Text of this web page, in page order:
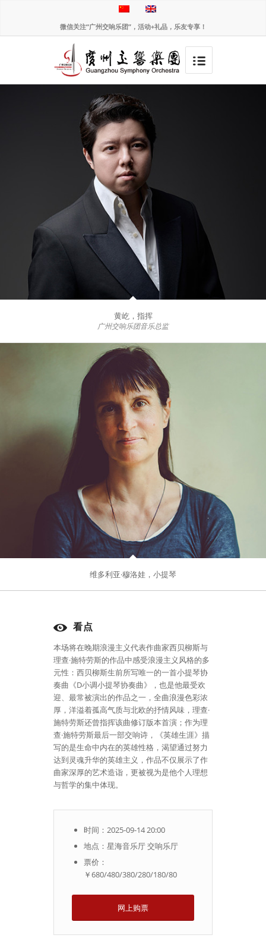
微信关注“广州交响乐团”，活动+礼品，乐友专享！
黄屹，指挥
广州交响乐团音乐总监
维多利亚·穆洛娃，小提琴
看点
本场将在晚期浪漫主义代表作曲家西贝柳斯与
理查·施特劳斯的作品中感受浪漫主义风格的多
元性：西贝柳斯生前所写唯一的一首小提琴协
奏曲《D小调小提琴协奏曲》，也是他最受欢
迎、最常被演出的作品之一，全曲浪漫色彩浓
厚，洋溢着孤高气质与北欧的抒情风味，理查·
施特劳斯还曾指挥该曲修订版本首演；作为理
查·施特劳斯最后一部交响诗，《英雄生涯》描
写的是生命中内在的英雄性格，渴望通过努力
达到灵魂升华的英雄主义，作品不仅展示了作
曲家深厚的艺术造诣，更被视为是他个人理想
与哲学的集中体现。
时间：2025-09-14 20:00
地点：星海音乐厅 交响乐厅
票价：
￥680/480/380/280/180/80
网上购票